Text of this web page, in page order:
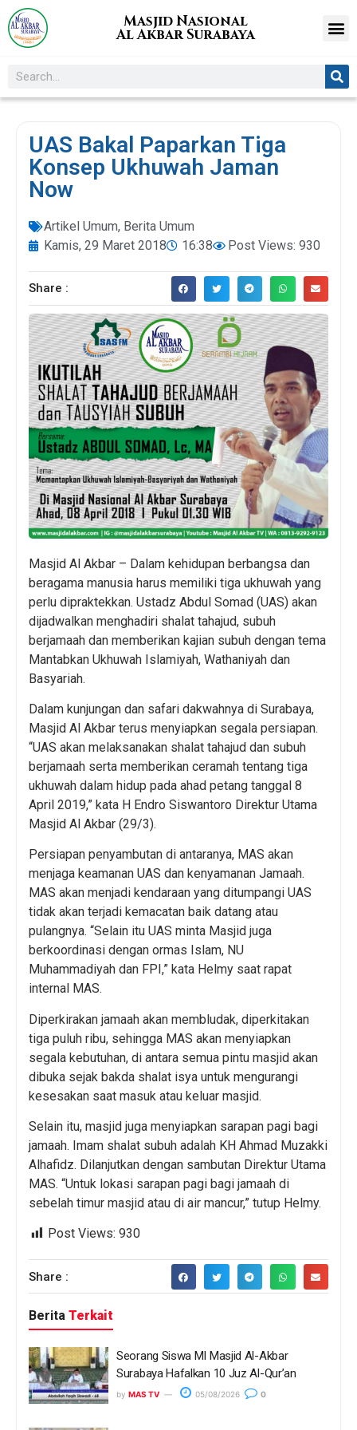
Masjid Nasional
Al Akbar Surabaya
UAS Bakal Paparkan Tiga
Konsep Ukhuwah Jaman
Now
Artikel Umum, Berita Umum
Kamis, 29 Maret 2018
16:38 Post Views: 930
Share :
Masjid Al Akbar – Dalam kehidupan berbangsa dan
beragama manusia harus memiliki tiga ukhuwah yang
perlu dipraktekkan. Ustadz Abdul Somad (UAS) akan
dijadwalkan menghadiri shalat tahajud, subuh
berjamaah dan memberikan kajian subuh dengan tema
Mantabkan Ukhuwah Islamiyah, Wathaniyah dan
Basyariah.
Dalam kunjungan dan safari dakwahnya di Surabaya,
Masjid Al Akbar terus menyiapkan segala persiapan.
“UAS akan melaksanakan shalat tahajud dan subuh
berjamaah serta memberikan ceramah tentang tiga
ukhuwah dalam hidup pada ahad petang tanggal 8
April 2019,” kata H Endro Siswantoro Direktur Utama
Masjid Al Akbar (29/3).
Persiapan penyambutan di antaranya, MAS akan
menjaga keamanan UAS dan kenyamanan Jamaah.
MAS akan menjadi kendaraan yang ditumpangi UAS
tidak akan terjadi kemacatan baik datang atau
pulangnya. “Selain itu UAS minta Masjid juga
berkoordinasi dengan ormas Islam, NU
Muhammadiyah dan FPI,” kata Helmy saat rapat
internal MAS.
Diperkirakan jamaah akan membludak, diperkitakan
tiga puluh ribu, sehingga MAS akan menyiapkan
segala kebutuhan, di antara semua pintu masjid akan
dibuka sejak bakda shalat isya untuk mengurangi
kesesakan saat masuk atau keluar masjid.
Selain itu, masjid juga menyiapkan sarapan pagi bagi
jamaah. Imam shalat subuh adalah KH Ahmad Muzakki
Alhafidz. Dilanjutkan dengan sambutan Direktur Utama
MAS. “Untuk lokasi sarapan pagi bagi jamaah di
sebelah timur masjid atau di air mancur,” tutup Helmy.
Post Views: 930
Share :
Berita Terkait
Seorang Siswa MI Masjid Al-Akbar
Surabaya Hafalkan 10 Juz Al-Qur’an
by MAS TV 05/08/2026 0